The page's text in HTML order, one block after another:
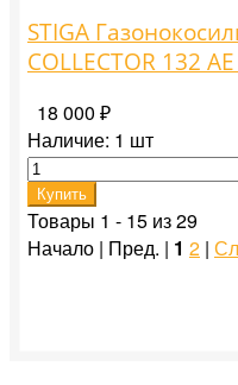
STIGA
COLLECTOR 132
18 000 ₽
Наличие: 1 шт
Купить
Товары 1 - 15 из 29
Начало | Пред. | 1 2 |